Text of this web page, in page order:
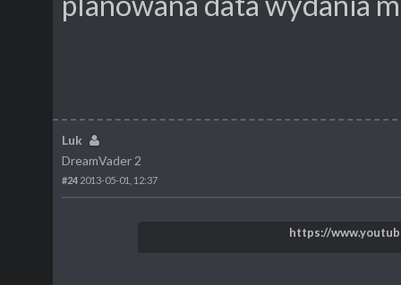
Luk
DreamVader 2
#24 2013-05-01, 12:37
https://